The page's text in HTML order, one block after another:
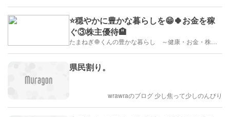
⭐️穏やかに豊かな暮らしを😁🍀お金を稼
ぐ③株主優待🏨
県民割り。
wrawraのブログ 少し焦って少しのんびり